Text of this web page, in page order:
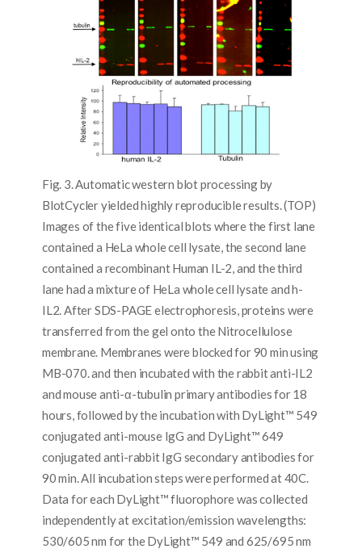
Fig. 3. Automatic western blot processing by
BlotCycler yielded highly reproducible results. (TOP)
Images of the five identical blots where the first lane
contained a HeLa whole cell lysate, the second lane
contained a recombinant Human IL-2, and the third
lane had a mixture of HeLa whole cell lysate and h-
IL2. After SDS-PAGE electrophoresis, proteins were
transferred from the gel onto the Nitrocellulose
membrane. Membranes were blocked for 90 min using
MB-070. and then incubated with the rabbit anti-IL2
and mouse anti-α-tubulin primary antibodies for 18
hours, followed by the incubation with DyLight™ 549
conjugated anti-mouse IgG and DyLight™ 649
conjugated anti-rabbit IgG secondary antibodies for
90 min. All incubation steps were performed at 40C.
Data for each DyLight™ fluorophore was collected
independently at excitation/emission wavelengths:
530/605 nm for the DyLight™ 549 and 625/695 nm